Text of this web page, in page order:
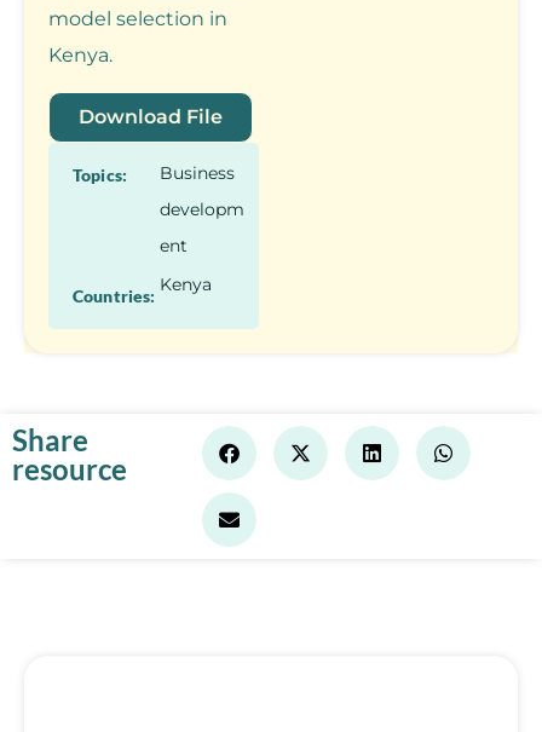
model selection in
Kenya.
Download File
Topics:
Business
developm
ent
Countries:
Kenya
Share
resource